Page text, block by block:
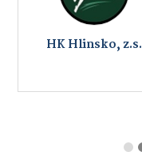
HK Hlinsko, z.s.